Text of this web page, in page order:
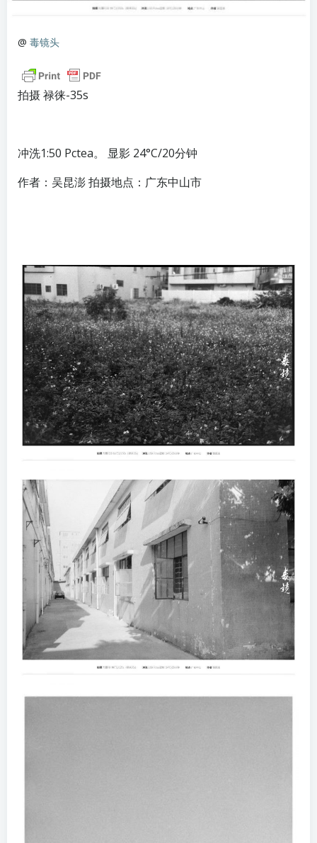
@ 毒镜头
拍摄 禄徕-35s
冲洗1:50 Pctea。 显影 24°C/20分钟
作者：吴昆澎 拍摄地点：广东中山市